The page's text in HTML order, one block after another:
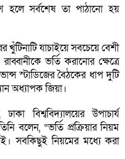
হলে সর্বশেষ তা পাঠানো হয়
খুঁটিনাটি যাচাইয়ে সবচেয়ে বেশী
ভর্তি করানোর ক্ষেত্রে
স্টাডিজের বৈঠকের ধাপ দুটি
অধ্যাপক জিয়া।
বিশ্ববিদ্যালয়ের উপাচার্য
বলেন, “ভর্তি প্রক্রিয়ার নিয়ম
সবকিছুই নিয়মের মধ্যে করা